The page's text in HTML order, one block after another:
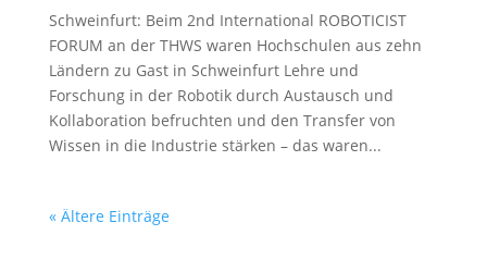
Schweinfurt: Beim 2nd International ROBOTICIST
FORUM an der THWS waren Hochschulen aus zehn
Ländern zu Gast in Schweinfurt Lehre und
Forschung in der Robotik durch Austausch und
Kollaboration befruchten und den Transfer von
Wissen in die Industrie stärken – das waren...
« Ältere Einträge